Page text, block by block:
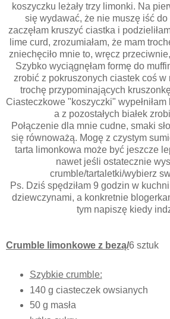
koszyczku leżały trzy limonki. Na
się wydawać, że nie muszę iść
zaczęłam kruszyć ciastka i
lime curd, zrozumiałam, że mam
zniechęciło mnie to, wręcz
Szybko wyciągnęłam formę do
zrobić z pokruszonych ciastek coś w
trochę przypominających
Ciasteczkowe "koszyczki"
a z pozostałych białek
Połączenie dla mnie cudne, smaki
się równoważą. Mogę z czystym
tarta limonkowa może być jeszcze
nawet jeśli ostatecznie
crumble/tartaletki/wybierz
Ps. Dziś spędziłam 9 godzin w
dziewczynami, a konkretnie
tym napiszę kiedy
Crumble limonkowe z bezą/6 sztuk
Szybkie crumble:
140 g ciasteczek owsianych
50 g masła